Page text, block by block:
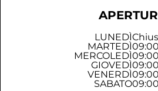
LUNEDÌ
MARTEDÌ
MERCOLEDÌ
GIOVEDÌ
VENERDÌ
SABATO